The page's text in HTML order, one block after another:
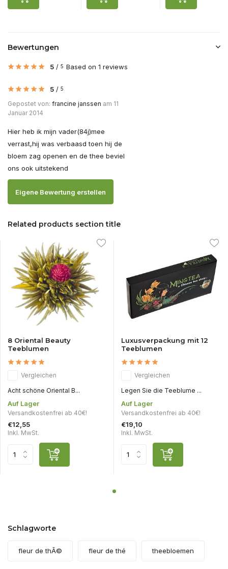
Bewertungen
5 / 5 Based on 1 reviews
5 / 5
Gepostet von: francine janssen am 11
Januar 2014
Hier heb ik mijn vader(84j)mee
verrast,hij was verbaasd toen hij de
bloem zag openen en de thee beviel
ons ook uitstekend
Eigene Bewertung erstellen
Related products section title
8 Oriental Beauty
Teeblumen
Vergleichen
Acht schöne Oriental B...
Auf Lager
Versandkostenfrei ab 40€!
€12,55
Inkl. MwSt.
Luxusverpackung mit 12
Teeblumen
Vergleichen
Legen Sie die Teeblume ...
Auf Lager
Versandkostenfrei ab 40€!
€19,10
Inkl. MwSt.
Schlagworte
fleur de thÃ© fleur de thé theebloemen